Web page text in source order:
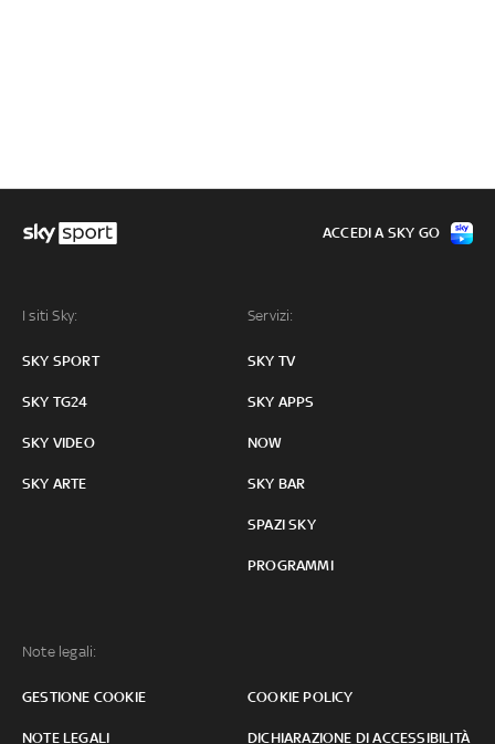
I siti Sky:
SKY SPORT
SKY TG24
SKY VIDEO
SKY ARTE
Servizi:
SKY TV
SKY APPS
NOW
SKY BAR
SPAZI SKY
PROGRAMMI
Note legali:
GESTIONE COOKIE COOKIE POLICY
NOTE LEGALI DICHIARAZIONE DI ACCESSIBILITÀ
ACCEDI A SKY GO